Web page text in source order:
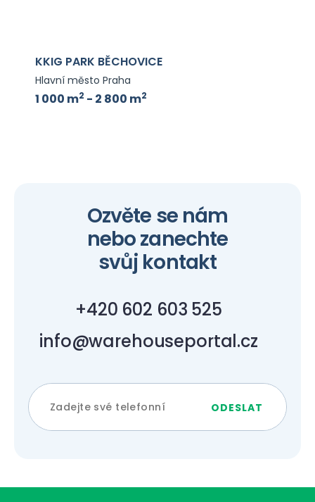
KKIG PARK BĚCHOVICE
Hlavní město Praha
1 000 m2 - 2 800 m2
Ozvěte se nám
nebo zanechte
svůj kontakt
+420 602 603 525
info@warehouseportal.cz